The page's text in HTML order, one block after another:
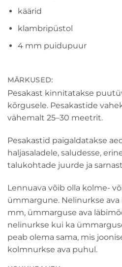
käärid
klambripüstol
4 mm puidupuur
MÄRKUSED:
Pesakast kinnitatakse
kõrgusele. Pesakastide
vähemalt 25–30 meetrit.
Pesakastid paigaldatakse
haljasaladele, saludesse,
talukohtade juurde ja
Lennuava võib olla kolme-
ümmargune. Nelinurkse
mm, ümmarguse ava
nelinurkse kui ka
peab olema sama, mis
kolmnurkse ava puhul.